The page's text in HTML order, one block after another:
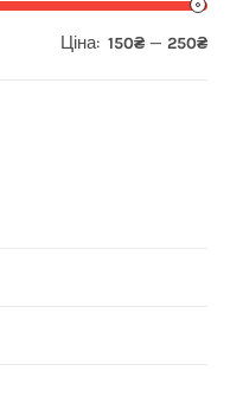
Ціна: 150₴ — 250₴